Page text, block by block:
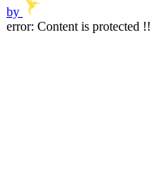
by
error: Content is protected !!